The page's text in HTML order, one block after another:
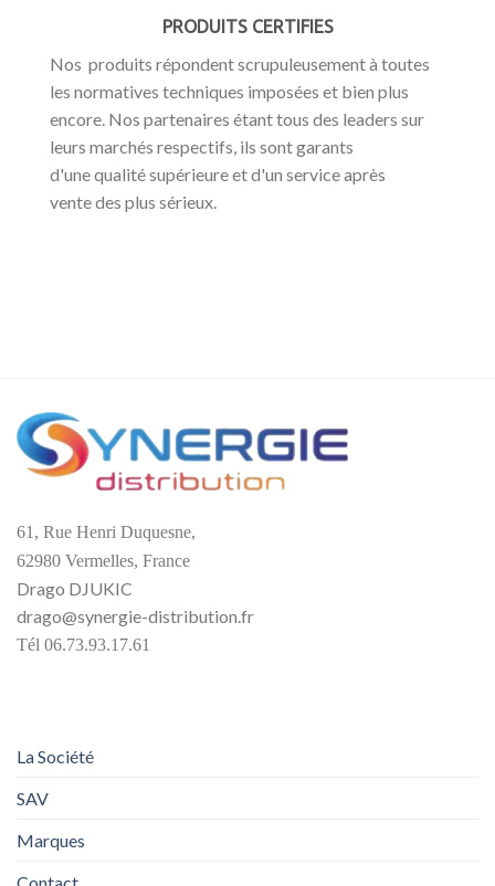
PRODUITS CERTIFIES
Nos produits répondent scrupuleusement à toutes
les normatives techniques imposées et bien plus
encore. Nos partenaires étant tous des leaders sur
leurs marchés respectifs, ils sont garants
d'une qualité supérieure et d'un service après
vente des plus sérieux.
61, Rue Henri Duquesne,
62980 Vermelles, France
Drago DJUKIC
drago@synergie-distribution.fr
Tél 06.73.93.17.61
La Société
SAV
Marques